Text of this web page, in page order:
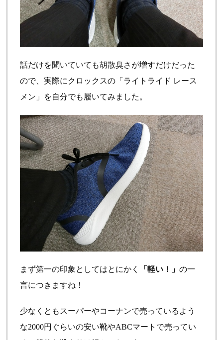
話だけを聞いていても胡散臭さが増すだけだった
ので、実際にクロックスの「ライトライド レース
メン」を自分でも履いてみました。
まず第一の印象としてはとにかく 「軽い！」の一
言につきますね！
少なくともスーパーやコーナンで売っているよう
な2000円ぐらいの安い靴やABCマートで売ってい